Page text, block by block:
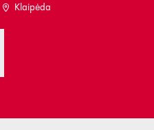
Klaipėda